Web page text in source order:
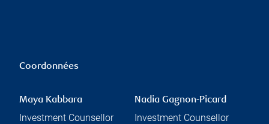
Coordonnées
Maya Kabbara
Investment Counsellor
Nadia Gagnon-Picard
Investment Counsellor